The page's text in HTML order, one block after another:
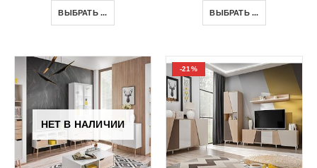
ВЫБРАТЬ ... ВЫБРАТЬ ...
НЕТ В НАЛИЧИИ
-21%